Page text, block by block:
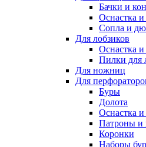
Бачки и
Оснастка
Сопла и
Для лобзиков
Оснастка
Пилки для
Для ножниц
Для
Буры
Долота
Оснастка
Патроны и
Коронки
Наборы